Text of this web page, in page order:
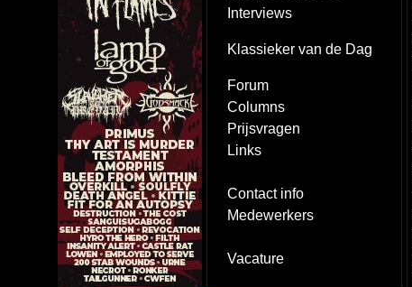
Interviews
Klassieker van de Dag
Forum
Columns
Prijsvragen
Links
Contact info
Medewerkers
Vacature